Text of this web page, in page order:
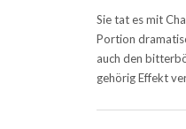
Sie tat es mit
Portion
auch den
gehörig Effekt